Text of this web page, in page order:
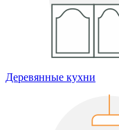
Деревянные кухни